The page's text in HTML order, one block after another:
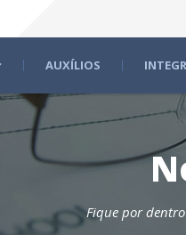
AUXÍLIOS
Fique por